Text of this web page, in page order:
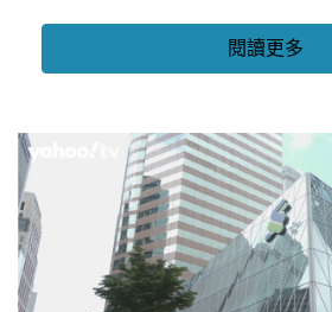
閱讀更多